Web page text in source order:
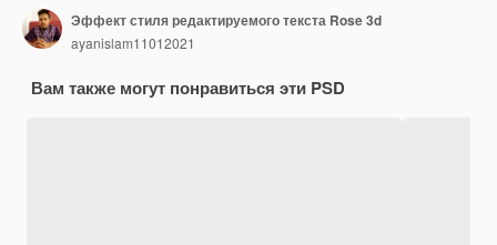
Эффект стиля редактируемого текста Rose 3d
ayanislam11012021
Вам также могут понравиться эти PSD